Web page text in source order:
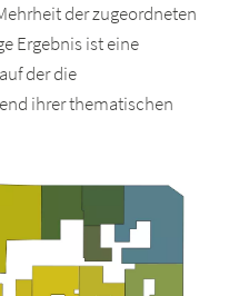
der zugeordneten
Ergebnis ist eine
der die
ihrer thematischen